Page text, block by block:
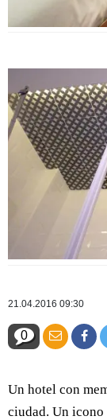
21.04.2016 09:30
0
Un hotel con
ciudad. Un icono